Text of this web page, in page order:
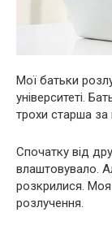
Мої батьки
університеті.
трохи старша за
Спочатку від
влаштовувало.
розкрилися. Моя
розлyчення.